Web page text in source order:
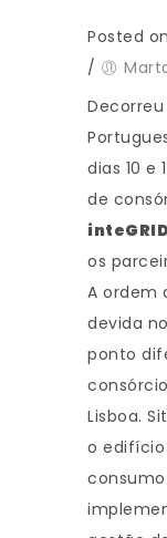
Posted
/
dias 10 e
de
os
A ordem
devida
ponto
Lisboa.
o